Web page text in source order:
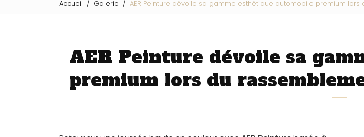
Accueil Galerie AER Peinture dévoile sa gamme esthétique automobile premium
AER Peinture dévoile sa
premium lors du